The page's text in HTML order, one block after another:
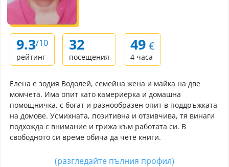
9.3/10
рейтинг
32
посещения
49 €
4 часа
Елена е зодия Водолей, семейна жена и майка на две
момчета. Има опит като камериерка и домашна
помощничка, с богат и разнообразен опит в поддръжката
на домове. Усмихната, позитивна и отзивчива, тя винаги
подхожда с внимание и грижа към работата си. В
свободното си време обича да чете книги.
(разгледайте пълния профил)